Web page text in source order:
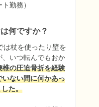
勤務）
何ですか？
は杖を使ったり壁を
いつ転んでもおか
椎の圧迫骨折を経験
ない間に何かあっ
た。